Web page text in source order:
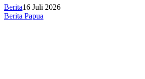
Berita16 Juli 2026
Berita Papua